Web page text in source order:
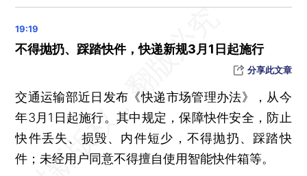
淘汰违规电动三四轮车 北京四行业已完成置换
中国泛癌种早筛早诊相关研究项目启动 覆盖22个主要高发癌症
国家医保局再次约谈上药第一生化 督促降低感染危重症患者用药不合理高价
教育部：设置5个新医科人才培养引导性专业
不得抛扔、踩踏快件，快递新规3月1日起施行
分享此文章
交通运输部近日发布《快递市场管理办法》，从今
年3月1日起施行。其中规定，保障快件安全，防止
快件丢失、损毁、内件短少，不得抛扔、踩踏快
件；未经用户同意不得擅自使用智能快件箱等。